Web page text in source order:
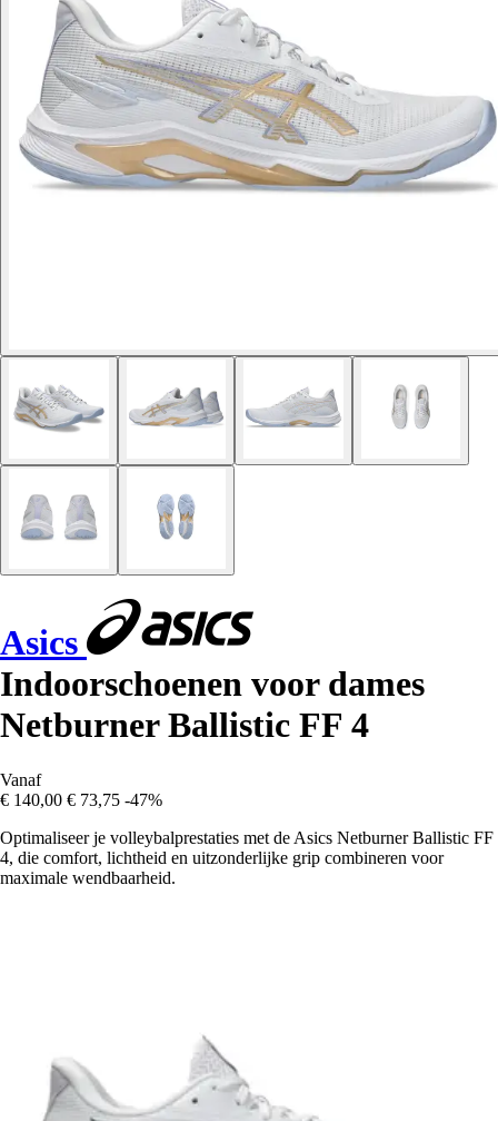
Asics
Indoorschoenen voor dames
Netburner Ballistic FF 4
Vanaf
€ 140,00 € 73,75 -47%
Optimaliseer je volleybalprestaties met de Asics Netburner Ballistic FF
4, die comfort, lichtheid en uitzonderlijke grip combineren voor
maximale wendbaarheid.